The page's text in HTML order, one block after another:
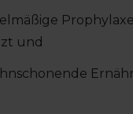
und